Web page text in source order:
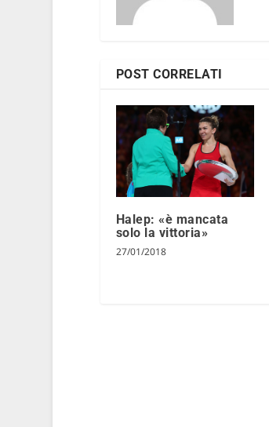
POST CORRELATI
Halep: «è mancata
solo la vittoria»
27/01/2018